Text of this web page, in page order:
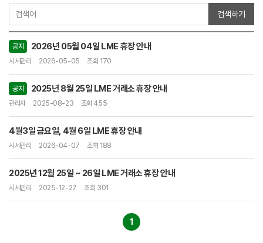
검색하기
공지 2026년 05월 04일 LME 휴장 안내
시세관리 2026-05-05 조회 170
공지 2025년 8월 25일 LME 거래소 휴장 안내
관리자 2025-08-23 조회 455
4월3일 금요일, 4월 6일 LME 휴장 안내
시세관리 2026-04-07 조회 188
2025년 12월 25일 ~ 26일 LME 거래소 휴장 안내
시세관리 2025-12-27 조회 301
1